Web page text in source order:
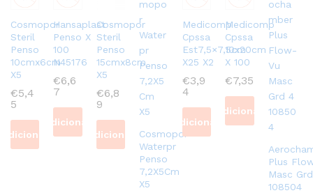
Cosmopor
Steril
Penso
10cmx6cm
X5
€5,4
5
Adicionar
Hansaplast
Penso X
100
N45176
€6,6
7
Adicionar
Cosmopor
Steril
Penso
15cmx8cm
X5
€6,8
9
Adicionar
Cosmopor
Waterpr
Penso
7,2X5Cm
X5
Medicomp
Cpssa
Est7,5×7,5cm
X25 X2
€3,9
4
Adicionar
Medicomp
Cpssa
10x20cm
X 100
€7,35
Adicionar
Plus
Masc
108504